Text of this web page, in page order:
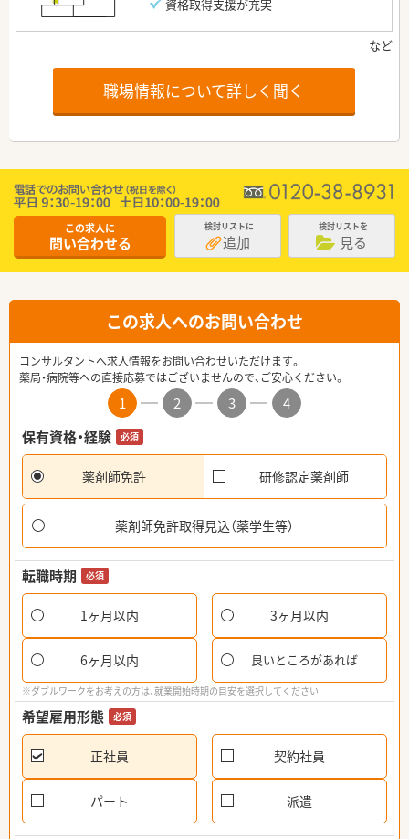
資格取得支援が充実
職場情報について詳しく聞く
この求人に
問い合わせる
検討リストに
追加
検討リストを
見る
この求人へのお問い合わせ
コンサルタントへ求人情報をお問い合わせいただけます。
薬局・病院等への直接応募ではございませんので、ご安心ください。
1 2 3
4
保有資格・経験
必須
薬剤師免許 研修認定薬剤師
薬剤師免許取得見込（薬学生等）
転職時期 必須
1ヶ月以内 3ヶ月以内
6ヶ月以内 良いところがあれば
※ダブルワークをお考えの方は、就業開始時期の目安を選択してください
希望雇用形態 必須
正社員 契約社員
パート 派遣